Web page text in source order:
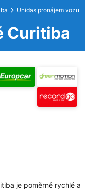
Unidas pronájem vozu
Curitiba
je poměrně rychlé a